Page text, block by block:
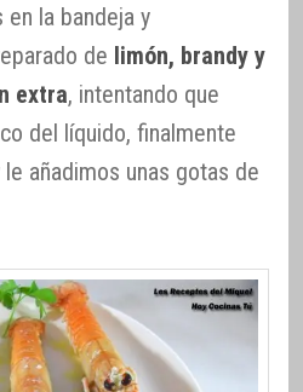
en la bandeja y
de limón, brandy y
extra, intentando que
del líquido, finalmente
añadimos unas gotas de